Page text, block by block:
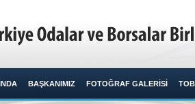
BAŞKANIMIZ FOTOĞRAF GALERİSİ